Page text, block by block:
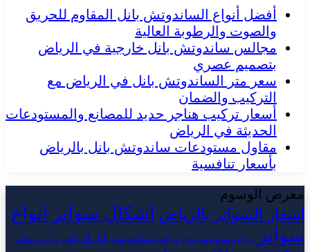
أفضل أنواع الساندوتش بانل المقاوم للحريق
والصوت والرطوبة العالية
مجالس ساندوتش بانل خارجية في الرياض
بتصميم عصري
سعر متر الساندوتش بانل في الرياض مع
التركيب والضمان
أسعار تركيب هناجر حديد للمصانع والمستودعات
الحديثة في الرياض
مقاول مستودعات ساندوتش بانل بالرياض
بأسعار تنافسية
معرض الوسوم
اسعار السواتر بالرياض اشكال سواتر
انواع
سواتر
تركيب ساندوتش بانل تركيب ساندوتش بانل الرياض تركيب مظلات